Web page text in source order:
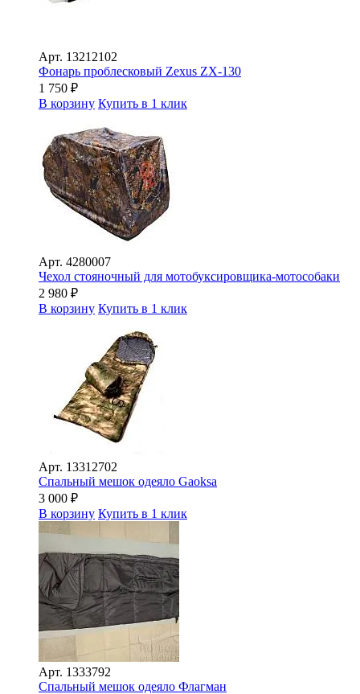
Арт. 13212102
Фонарь проблесковый Zexus ZX-130
1 750 ₽
В корзину Купить в 1 клик
Арт. 4280007
Чехол стояночный для мотобуксировщика-мотособаки
2 980 ₽
В корзину Купить в 1 клик
Арт. 13312702
Спальный мешок одеяло Gaoksa
3 000 ₽
В корзину Купить в 1 клик
Арт. 1333792
Спальный мешок одеяло Флагман